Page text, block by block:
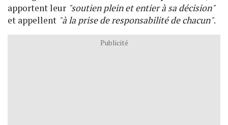
apportent leur "soutien plein et entier à sa décision"
et appellent "à la prise de responsabilité de chacun".
Publicité